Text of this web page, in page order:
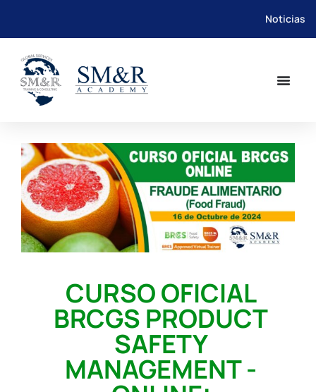
Saltar
contenido
Noticias
CURSO OFICIAL
BRCGS PRODUCT
SAFETY
MANAGEMENT -